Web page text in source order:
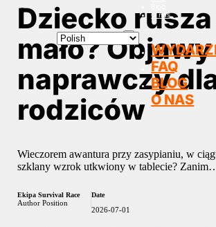
O nas
FAQ
BLOG
O NAS
Dziecko
mało?
naprawczy
rodziców
Wieczorem awantura przy zasypianiu, w
szklany wzrok utkwiony w tablecie?
Ekipa Survival Race
Author Position
Date
2026-07-01